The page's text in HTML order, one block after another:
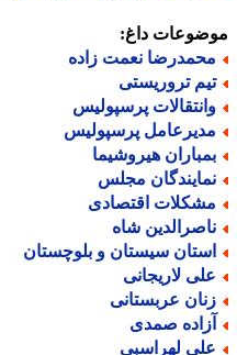
داغ:
نعمت زاده
تروریستی
پرسپولیس
پرسپولیس
هیروشیما
مجلس
اقتصادی
شاه
سیستان و بلوچستان
لاریجانی
عربستانی
صمدی
لهراسبی